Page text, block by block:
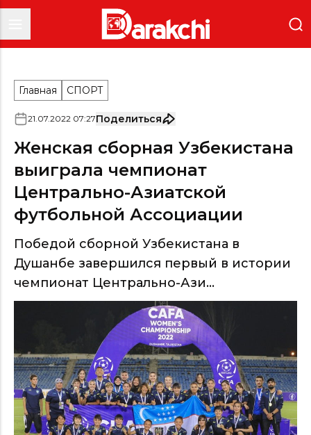
Главная СПОРТ
21.07.2022 07:27Поделиться
Женская сборная Узбекистана
выиграла чемпионат
Центрально-Азиатской
футбольной Ассоциации
Победой сборной Узбекистана в
Душанбе завершился первый в истории
чемпионат Центрально-Ази...